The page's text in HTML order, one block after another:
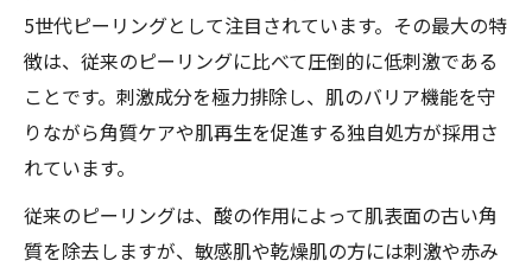
ダクトピールで毛穴やくすみに変化はある
か
ダクトピール体験による肌再生の実感を紹
介
ララピールと比較したダクトピールの強み
ダクトピールとララピールは何が違うのか
解説
5世代ピーリングとして注目されています。その最大の特
徴は、従来のピーリングに比べて圧倒的に低刺激である
ことです。刺激成分を極力排除し、肌のバリア機能を守
りながら角質ケアや肌再生を促進する独自処方が採用さ
れています。
従来のピーリングは、酸の作用によって肌表面の古い角
質を除去しますが、敏感肌や乾燥肌の方には刺激や赤み